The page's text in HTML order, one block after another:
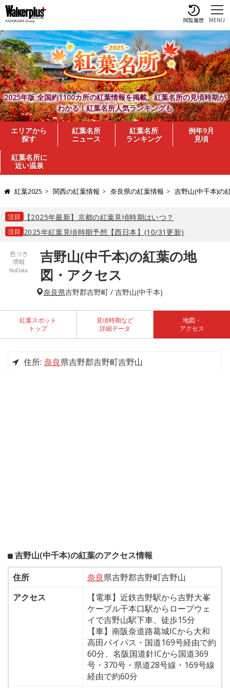
MENU
閲覧履歴
2025年版 全国約1100カ所の紅葉情報を掲載。紅葉名所の見頃時期が
わかる！紅葉名所人気ランキングも
エリアから
探す
紅葉名所
ニュース
紅葉名所
ランキング
例年9月
見頃
紅葉名所に
近い温泉
紅葉2025 関西の紅葉情報 奈良県の紅葉情報 吉野山(中千本)の
注目 【2025年最新】京都の紅葉見頃時期はいつ？
注目 2025年紅葉見頃時期予想【西日本】(10/31更新)
吉野山(中千本)の紅葉の地
図・アクセス
奈良県吉野郡吉野町 / 吉野山(中千本)
紅葉スポット
トップ
見頃時期など
詳細データ
地図・
アクセス
住所: 奈良県吉野郡吉野町吉野山
吉野山(中千本)の紅葉のアクセス情報
住所
奈良県吉野郡吉野町吉野山
アクセス
【電車】近鉄吉野駅から吉野大峯
ケーブル千本口駅からロープウェ
イで吉野山駅下車、徒歩15分
【車】南阪奈道路葛城ICから大和
高田バイパス・国道169号経由で約
60分、名阪国道針ICから国道369
号・370号・県道28号線・169号線
経由で約60分